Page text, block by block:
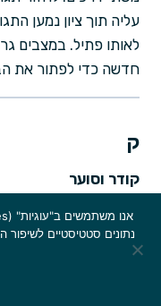
עליה תוך ציון נמען
לאותו פתיל. במצבים
חדשה כדי לפתור את
ק
קודר וסוער
דווקא. על שם תחרות "
סיפורים גרועות
נתונים סטטיסטיים לשיפור